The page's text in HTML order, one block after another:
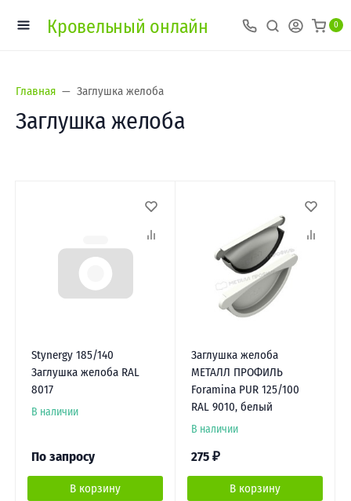
Кровельный онлайн 0
Главная Заглушка желоба
Заглушка желоба
Stynergy 185/140
Заглушка желоба RAL
8017
В наличии
По запросу
В корзину
Заглушка желоба
МЕТАЛЛ ПРОФИЛЬ
Foramina PUR 125/100
RAL 9010, белый
В наличии
275 ₽
В корзину